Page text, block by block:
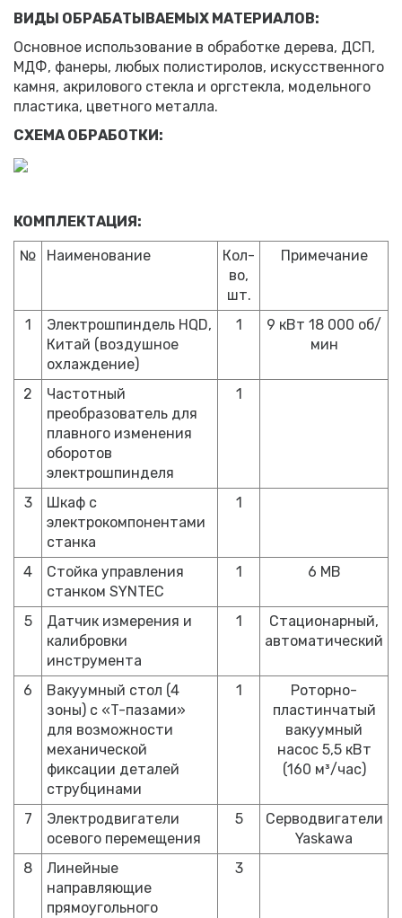
ВИДЫ ОБРАБАТЫВАЕМЫХ МАТЕРИАЛОВ:
Основное использование в обработке дерева, ДСП,
МДФ, фанеры, любых полистиролов, искусственного
камня, акрилового стекла и оргстекла, модельного
пластика, цветного металла.
СХЕМА ОБРАБОТКИ:
КОМПЛЕКТАЦИЯ:
№
Наименование
Кол-
во,
шт.
Примечание
1
Электрошпиндель HQD,
Китай (воздушное
охлаждение)
1
9 кВт 18 000 об/
мин
2
Частотный
преобразователь для
плавного изменения
оборотов
электрошпинделя
1
3
Шкаф с
электрокомпонентами
станка
1
4
Стойка управления
станком SYNTEC
1 6 MB
5
Датчик измерения и
калибровки
инструмента
1
Стационарный,
автоматический
6
Вакуумный стол (4
зоны) с «T-пазами»
для возможности
механической
фиксации деталей
струбцинами
1
Роторно-
пластинчатый
вакуумный
насос 5,5 кВт
(160 м³/час)
7
Электродвигатели
осевого перемещения
5
Серводвигатели
Yaskawa
8
Линейные
направляющие
прямоугольного
3